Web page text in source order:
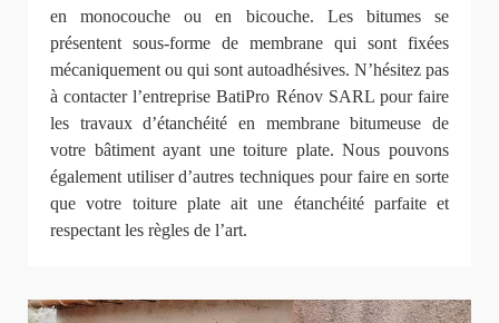
en monocouche ou en bicouche. Les bitumes se
présentent sous-forme de membrane qui sont fixées
mécaniquement ou qui sont autoadhésives. N’hésitez pas
à contacter l’entreprise BatiPro Rénov SARL pour faire
les travaux d’étanchéité en membrane bitumeuse de
votre bâtiment ayant une toiture plate. Nous pouvons
également utiliser d’autres techniques pour faire en sorte
que votre toiture plate ait une étanchéité parfaite et
respectant les règles de l’art.